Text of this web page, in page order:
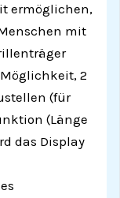
ermöglichen,
mit
2
(für
(Länge
das Display